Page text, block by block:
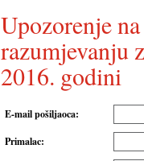
Upozorenje
razumjevanju
2016. godini
E-mail pošiljaoca:
Primalac: